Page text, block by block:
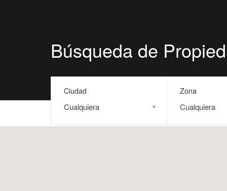
Búsqueda de
Ciudad
Cualquiera
Zona
Cualquiera